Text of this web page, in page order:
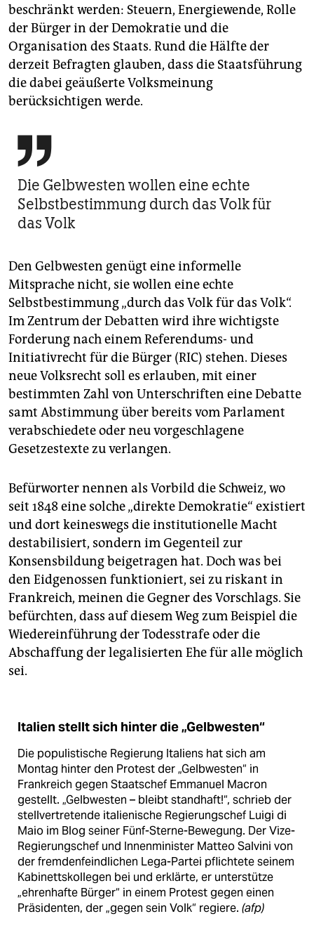
beschränkt werden: Steuern, Energiewende, Rolle
der Bürger in der Demokratie und die
Organisation des Staats. Rund die Hälfte der
derzeit Befragten glauben, dass die Staatsführung
die dabei geäußerte Volksmeinung
berücksichtigen werde.

Die Gelbwesten wollen eine echte
Selbstbestimmung durch das Volk für
das Volk
Den Gelbwesten genügt eine informelle
Mitsprache nicht, sie wollen eine echte
Selbstbestimmung „durch das Volk für das Volk“.
Im Zentrum der Debatten wird ihre wichtigste
Forderung nach einem Referendums- und
Initiativrecht für die Bürger (RIC) stehen. Dieses
neue Volksrecht soll es erlauben, mit einer
bestimmten Zahl von Unterschriften eine Debatte
samt Abstimmung über bereits vom Parlament
verabschiedete oder neu vorgeschlagene
Gesetzestexte zu verlangen.
Befürworter nennen als Vorbild die Schweiz, wo
seit 1848 eine solche „direkte Demokratie“ existiert
und dort keineswegs die institutionelle Macht
destabilisiert, sondern im Gegenteil zur
Konsensbildung beigetragen hat. Doch was bei
den Eidgenossen funktioniert, sei zu riskant in
Frankreich, meinen die Gegner des Vorschlags. Sie
befürchten, dass auf diesem Weg zum Beispiel die
Wiedereinführung der Todesstrafe oder die
Abschaffung der legalisierten Ehe für alle möglich
sei.
Italien stellt sich hinter die „Gelbwesten“
Die populistische Regierung Italiens hat sich am
Montag hinter den Protest der „Gelbwesten“ in
Frankreich gegen Staatschef Emmanuel Macron
gestellt. „Gelbwesten – bleibt standhaft!“, schrieb der
stellvertretende italienische Regierungschef Luigi di
Maio im Blog seiner Fünf-Sterne-Bewegung. Der Vize-
Regierungschef und Innenminister Matteo Salvini von
der fremdenfeindlichen Lega-Partei pflichtete seinem
Kabinettskollegen bei und erklärte, er unterstütze
„ehrenhafte Bürger“ in einem Protest gegen einen
Präsidenten, der „gegen sein Volk“ regiere. (afp)